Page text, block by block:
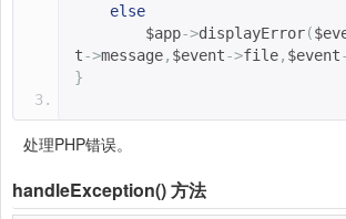
else
$app->displayError(
t->message, $event->file, $event
}
处理PHP错误。
handleException()方法